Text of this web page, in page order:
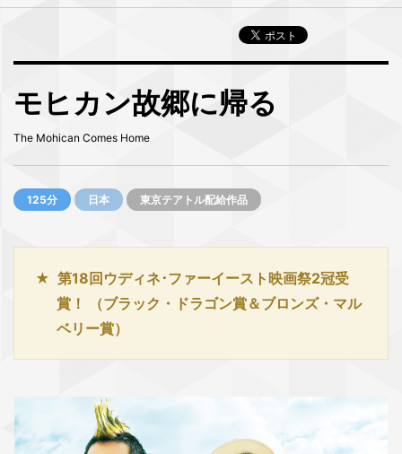
モヒカン故郷に帰る
The Mohican Comes Home
125分 日本 東京テアトル配給作品
第18回ウディネ･ファーイースト映画祭2冠受
賞！ （ブラック・ドラゴン賞＆ブロンズ・マル
ベリー賞）